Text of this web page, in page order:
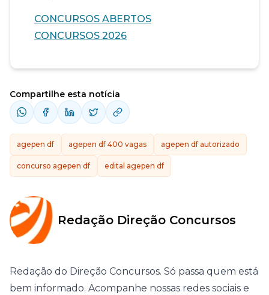
CONCURSOS ABERTOS
CONCURSOS 2026
Compartilhe esta notícia
agepen df agepen df 400 vagas agepen df autorizado
concurso agepen df edital agepen df
Redação Direção Concursos
Redação do Direção Concursos. Só passa quem está
bem informado. Acompanhe nossas redes sociais e